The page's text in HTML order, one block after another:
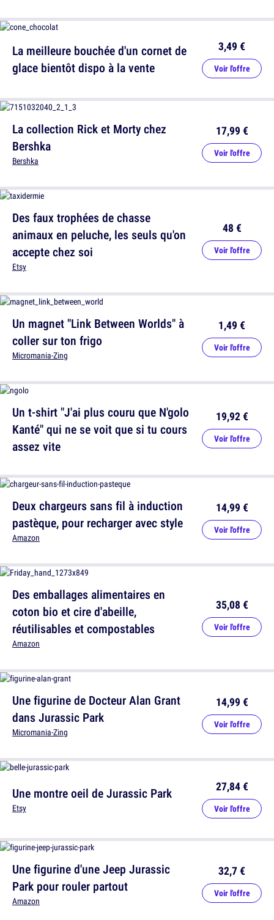
La collection Rick et Morty chez
Bershka
Bershka
17,99 €
Voir l'offre
Un magnet "Link Between Worlds" à
coller sur ton frigo
Micromania-Zing
1,49 €
Voir l'offre
Deux chargeurs sans fil à induction
pastèque, pour recharger avec style
Amazon
14,99 €
Voir l'offre
Une figurine de Docteur Alan Grant
dans Jurassic Park
Micromania-Zing
14,99 €
Voir l'offre
Une figurine d'une Jeep Jurassic
Park pour rouler partout
Amazon
32,7 €
Voir l'offre
La meilleure bouchée d'un cornet de
glace bientôt dispo à la vente
3,49 €
Voir l'offre
Des faux trophées de chasse
animaux en peluche, les seuls qu'on
accepte chez soi
Etsy
48 €
Voir l'offre
Un t-shirt "J'ai plus couru que N'golo
Kanté" qui ne se voit que si tu cours
assez vite
19,92 €
Voir l'offre
Des emballages alimentaires en
coton bio et cire d'abeille,
réutilisables et compostables
Amazon
35,08 €
Voir l'offre
Une montre oeil de Jurassic Park
Etsy
27,84 €
Voir l'offre